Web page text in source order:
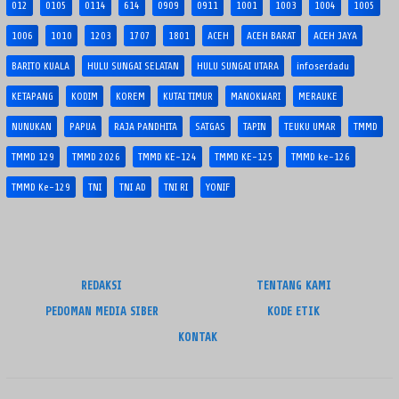
012 0105 0114 614 0909 0911 1001 1003 1004 1005
1006 1010 1203 1707 1801 ACEH ACEH BARAT ACEH JAYA
BARITO KUALA HULU SUNGAI SELATAN HULU SUNGAI UTARA infoserdadu
KETAPANG KODIM KOREM KUTAI TIMUR MANOKWARI MERAUKE
NUNUKAN PAPUA RAJA PANDHITA SATGAS TAPIN TEUKU UMAR TMMD
TMMD 129 TMMD 2026 TMMD KE-124 TMMD KE-125 TMMD ke-126
TMMD Ke-129 TNI TNI AD TNI RI YONIF
REDAKSI
TENTANG KAMI
PEDOMAN MEDIA SIBER
KODE ETIK
KONTAK